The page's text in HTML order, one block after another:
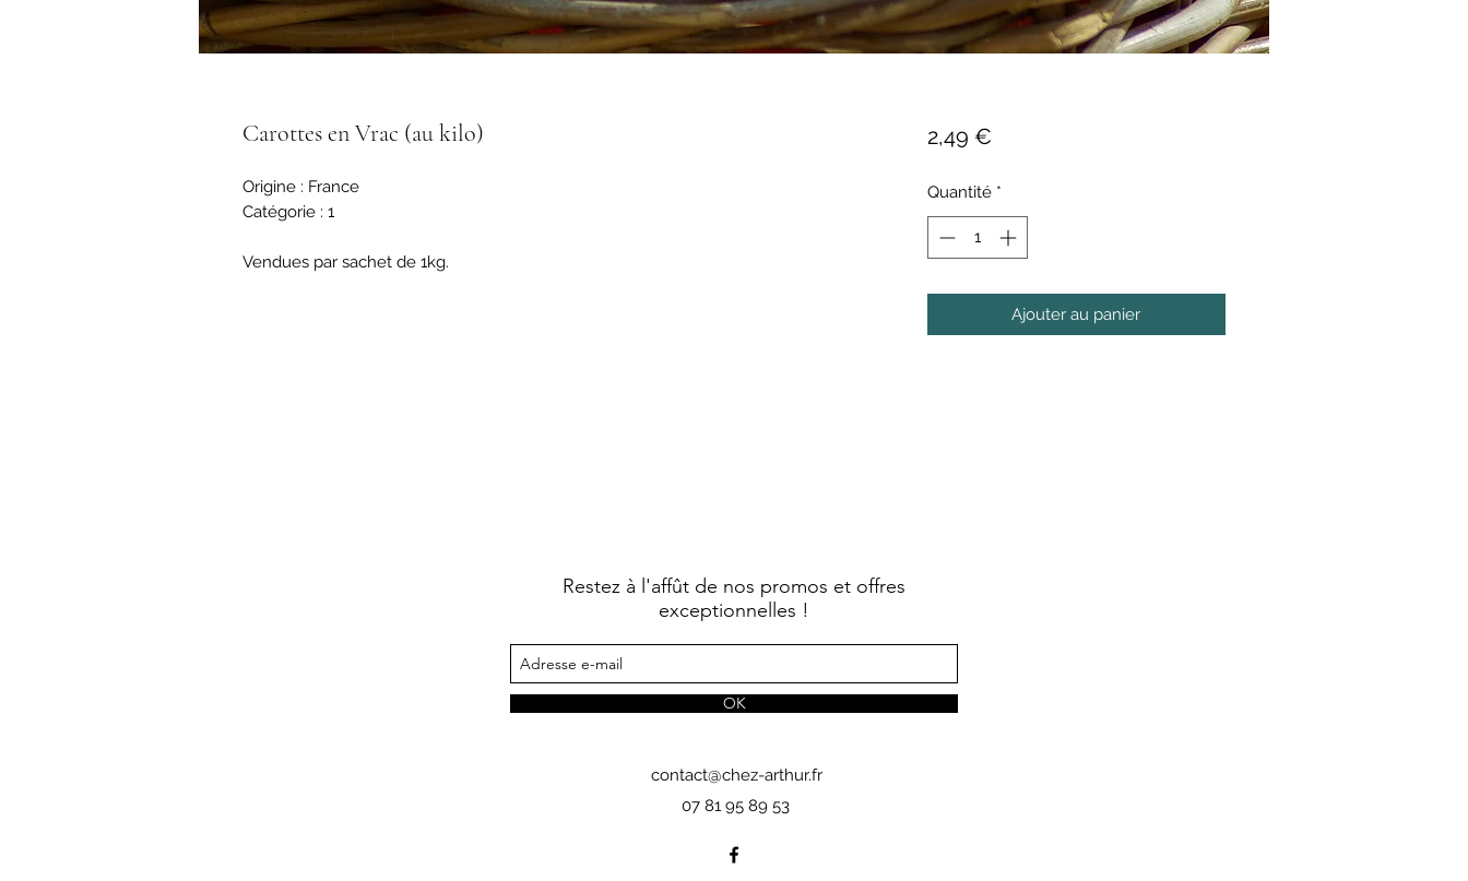
Carottes en Vrac (au kilo)
Origine : France
Catégorie : 1
Vendues par sachet de 1kg.
2,49 €Prix
Quantité *
Ajouter au panier
Restez à l'affût de nos promos et offres
exceptionnelles !
OK
contact@chez-arthur.fr
07 81 95 89 53